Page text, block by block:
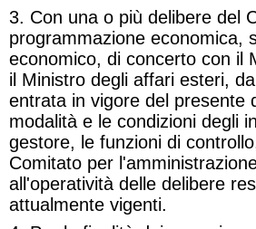
3. Con una o più delibere del
programmazione economica,
economico, di concerto con il
il Ministro degli affari esteri,
entrata in vigoredel presente
modalità e le condizioni degli
gestore, le funzioni di
Comitato per
all'operatività delle delibere
attualmente vigenti.